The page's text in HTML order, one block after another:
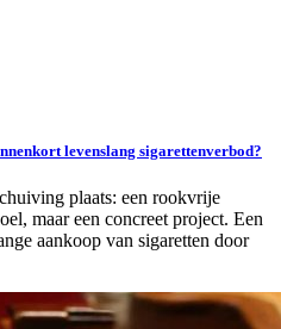
levenslang sigarettenverbod?
plaats: een rookvrije
maar een concreet project. Een
aankoop van sigaretten door